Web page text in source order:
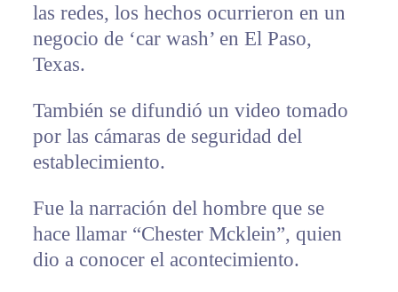
las redes, los hechos ocurrieron en un
negocio de ‘car wash’ en El Paso,
Texas.
También se difundió un video tomado
por las cámaras de seguridad del
establecimiento.
Fue la narración del hombre que se
hace llamar “Chester Mcklein”, quien
dio a conocer el acontecimiento.